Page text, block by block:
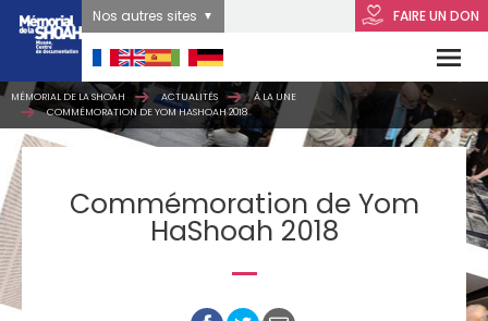
FAIRE UN DON
Nos autres sites
MÉMORIAL DE LA SHOAH ACTUALITÉS
À LA UNE
COMMÉMORATION DE YOM HASHOAH 2018
Commémoration de Yom
HaShoah 2018